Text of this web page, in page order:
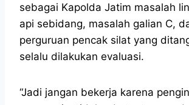
sebagai Kapolda Jatim masalah
api sebidang, masalah galian C,
perguruan pencak silat yang
selalu dilakukan evaluasi.
“Jadi jangan bekerja karena